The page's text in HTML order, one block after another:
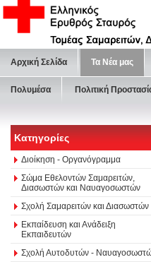
Αρχική Σελίδα Τα Νέα μας
Πολυμέσα Πολιτική
Κατηγορίες
Διοίκηση - Οργανόγραμμα
Σώμα Εθελοντών Σαμαρειτών,
Διασωστών και Ναυαγοσωστών
Σχολή Σαμαρειτών και Διασωστών
Εκπαίδευση και Ανάδειξη
Εκπαιδευτών
Σχολή Αυτοδυτών -